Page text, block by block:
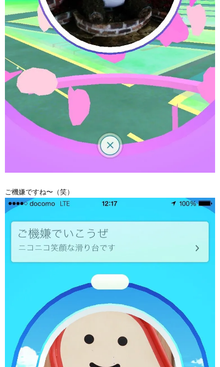
ご機嫌ですね〜（笑）